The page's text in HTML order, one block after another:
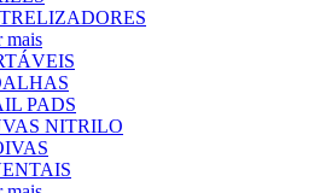
mais
PADS
NITRILO